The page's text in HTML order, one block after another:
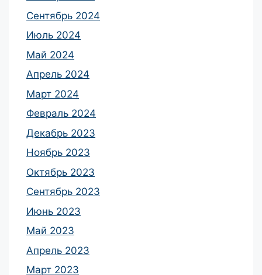
Сентябрь 2024
Июль 2024
Май 2024
Апрель 2024
Март 2024
Февраль 2024
Декабрь 2023
Ноябрь 2023
Октябрь 2023
Сентябрь 2023
Июнь 2023
Май 2023
Апрель 2023
Март 2023